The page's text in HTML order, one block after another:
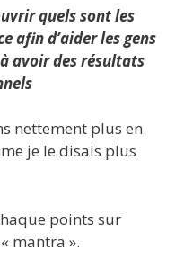
quels sont les
afin d’aider les gens
avoir des résultats
nettement plus en
je le disais plus
points sur
mantra ».